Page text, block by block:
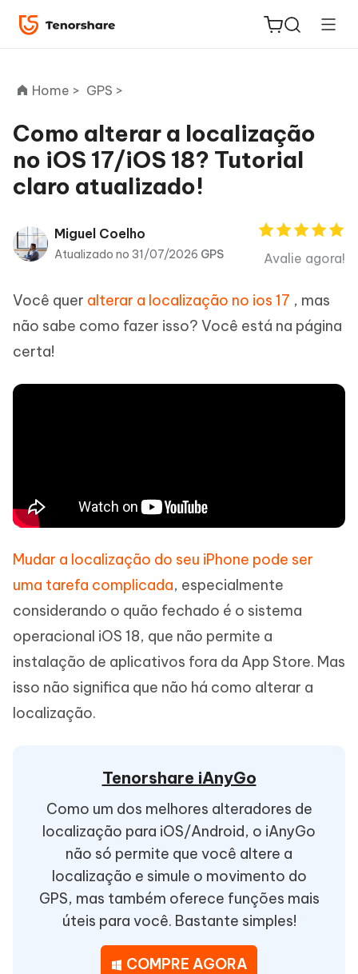
ReiBoot
for iOS
PDNob
PDF
iAnyGo
Home > GPS >
Como alterar a localização
no iOS 17/iOS 18? Tutorial
claro atualizado!
Miguel Coelho
Atualizado no 31/07/2026 GPS Avalie agora!
Você quer alterar a localização no ios 17 , mas
não sabe como fazer isso? Você está na página
certa!
Mudar a localização do seu iPhone pode ser
uma tarefa complicada, especialmente
considerando o quão fechado é o sistema
operacional iOS 18, que não permite a
instalação de aplicativos fora da App Store. Mas
isso não significa que não há como alterar a
localização.
Tenorshare iAnyGo
Como um dos melhores alteradores de
localização para iOS/Android, o iAnyGo
não só permite que você altere a
localização e simule o movimento do
GPS, mas também oferece funções mais
úteis para você. Bastante simples!
COMPRE AGORA